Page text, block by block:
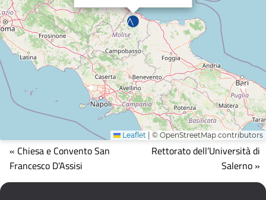
Leaflet | © OpenStreetMap contributors
Mappa
che
la
« Chiesa e Convento San
Francesco D’Assisi
Rettorato dell’Università di
Salerno »